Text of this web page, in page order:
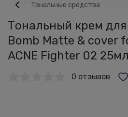
Тональные средства
Тональный крем
Bomb Matte & cover
ACNE Fighter 02 25мл
0 отзывов